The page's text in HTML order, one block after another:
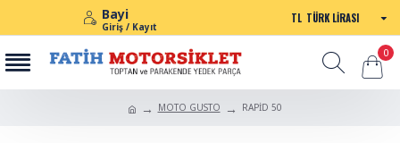
Bayi
Giriş / Kayıt
TL TÜRK LIRASI
0
MOTO GUSTO RAPİD 50